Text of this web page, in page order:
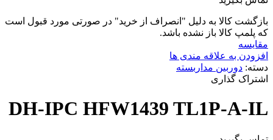
بازگشت کالا به دلیل "انصراف از خرید" در صورتی مورد قبول است
که پلمپ کالا باز نشده باشد.
مقایسه
افزودن به علاقه مندی ها
دسته: دوربین مداربسته
اشتراک گذاری
DH-IPC HFW1439 TL1P-A-IL